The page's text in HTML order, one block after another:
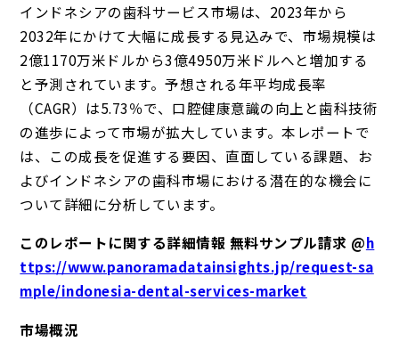
インドネシアの歯科サービス市場は、2023年から
2032年にかけて大幅に成長する見込みで、市場規模は
2億1170万米ドルから3億4950万米ドルへと増加する
と予測されています。予想される年平均成長率
（CAGR）は5.73％で、口腔健康意識の向上と歯科技術
の進歩によって市場が拡大しています。本レポートで
は、この成長を促進する要因、直面している課題、お
よびインドネシアの歯科市場における潜在的な機会に
ついて詳細に分析しています。
このレポートに関する詳細情報 無料サンプル請求 @h
ttps://www.panoramadatainsights.jp/request-sa
mple/indonesia-dental-services-market
市場概況